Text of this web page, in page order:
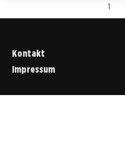
1
Kontakt
Impressum